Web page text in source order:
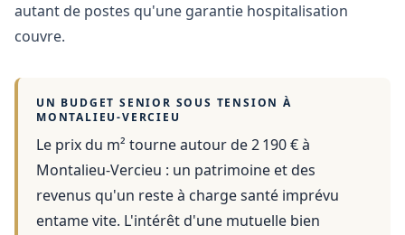
autant de postes qu'une garantie hospitalisation
couvre.
UN BUDGET SENIOR SOUS TENSION À
MONTALIEU-VERCIEU
Le prix du m² tourne autour de 2 190 €à
Montalieu-Vercieu : un patrimoine et des
revenus qu'un reste à charge santé imprévu
entame vite. L'intérêt d'une mutuelle bien